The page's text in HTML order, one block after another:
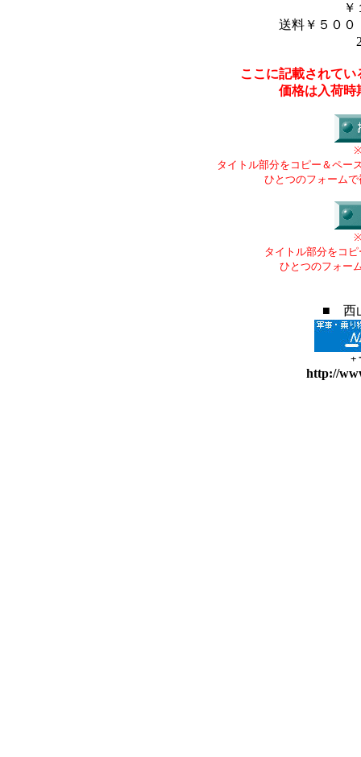
送料￥５００
ここに記載されて
価格は入荷時
タイトル部分をコピー＆ペー
ひとつのフォーム
タイトル部分をコ
ひとつのフォー
■ 西
+
http://